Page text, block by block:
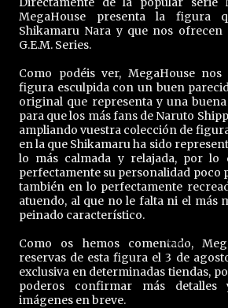
MegaHouse presenta la figura
Shikamaru Nara y que nos
G.E.M. Series.
Como podéis ver, MegaHouse
figura esculpida con un buen
original que representa y una
para que los más fans de Naruto
ampliando vuestra colección de
en la que Shikamaru ha sido
lo más calmada y relajada, por lo
perfectamente su personalidad poco
también en lo perfectamente
atuendo, al que no le falta ni el más
peinado característico.
Como os hemos comentado,
reservas de esta figura el 3 de
exclusiva en determinadas tiendas,
poderos confirmar más detalles
imágenes en breve.